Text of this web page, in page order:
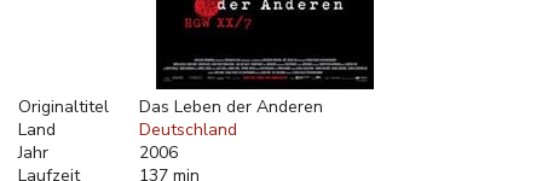
Originaltitel
Das Leben der Anderen
Land
Deutschland
Jahr
2006
Laufzeit
137 min